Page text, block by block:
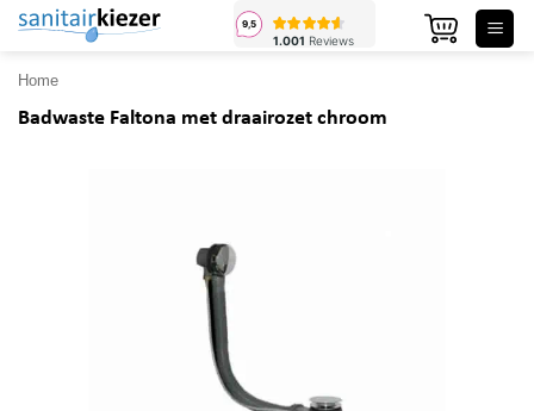
Ga
inhoud
Home
Badwaste Faltona met draairozet chroom